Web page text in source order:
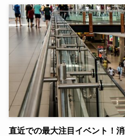
直近での最大注目イベント！